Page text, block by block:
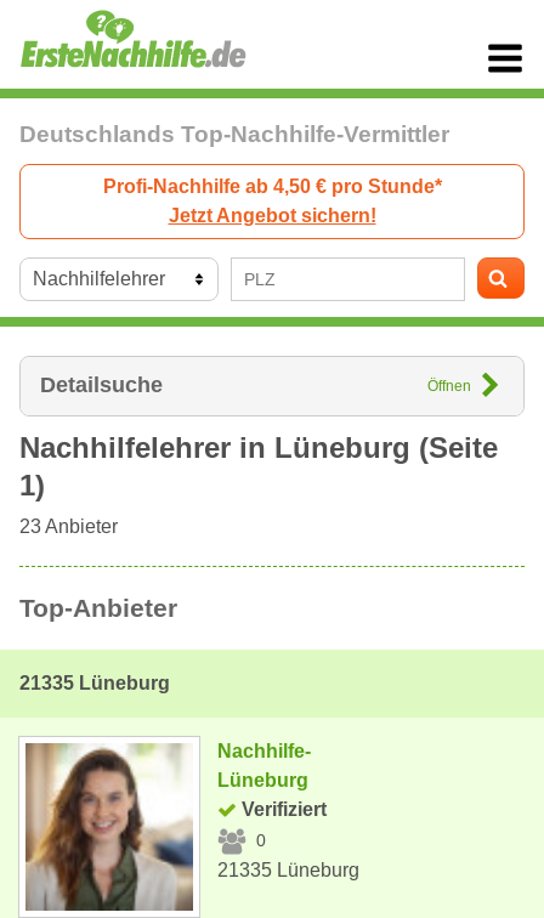
Deutschlands Top-Nachhilfe-Vermittler
Profi-Nachhilfe ab 4,50 € pro Stunde*
Jetzt Angebot sichern!
Detailsuche Öffnen
Nachhilfelehrer in Lüneburg (Seite
1)
23Anbieter
Top-Anbieter
21335 Lüneburg
Nachhilfe-
Lüneburg
Verifiziert
0
21335 Lüneburg